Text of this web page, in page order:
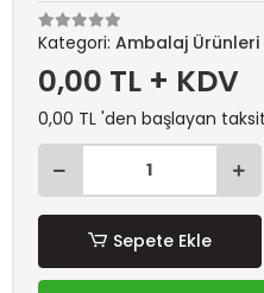
Kategori: Ambalaj Ürünleri
0,00 TL + KDV
0,00 TL 'den başlayan
Sepete Ekle